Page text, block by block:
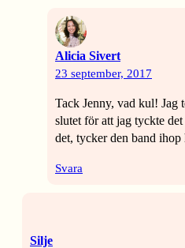
Alicia Sivert
23 september, 2017
Tack Jenny, vad kul! Jag
slutet för att jag tyckte
det, tycker den band ihop
Svara
Silje